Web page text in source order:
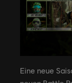
Eine neue